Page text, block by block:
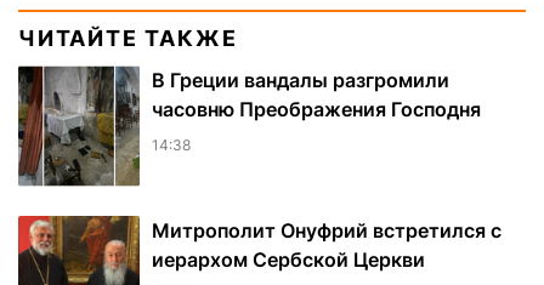
ЧИТАЙТЕ ТАКЖЕ
В Греции вандалы разгромили
часовню Преображения Господня
14:38
Митрополит Онуфрий встретился с
иерархом Сербской Церкви